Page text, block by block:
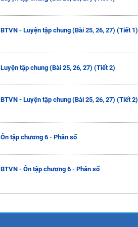
BTVN - Luyện tập chung (Bài 25, 26, 27) (Tiết 1)
Luyện tập chung (Bài 25, 26, 27) (Tiết 2)
BTVN - Luyện tập chung (Bài 25, 26, 27) (Tiết 2)
Ôn tập chương 6 - Phân số
BTVN - Ôn tập chương 6 - Phân số